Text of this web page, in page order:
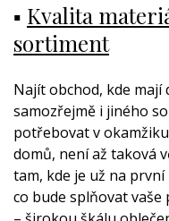
▪ Kvalita
sortiment
Najít obchod, kde mají
samozřejmě i jiného
potřebovat v
domů, není až taková
tam, kde je už na
co bude splňovat vaše